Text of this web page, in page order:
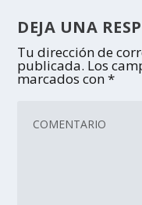
DEJA UNA
Tu dirección de
publicada. Los
marcados con*